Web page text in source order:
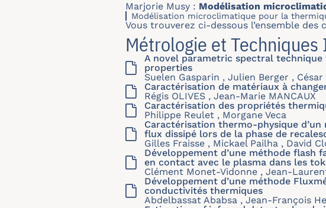
Marjorie Musy : Modélisation
Modélisation microclimatique pour la
Vous trouverez ci-dessous l’ensemble
Métrologie et Techniques
A novel parametric spectral
properties
Suelen Gasparin , Julien Berger ,
Caractérisation de matériaux à
Régis OLIVES , Jean-Marie MANCAUX
Caractérisation des propriétés
Philippe Reulet , Morgane Veca
Caractérisation thermo-physique
flux dissipé lors de la phase de
Gilles Fraisse , Mickael Pailha , David
Développement d’une méthode flash
en contact avec le plasma dans les
Clément Monet-Vidonne , Jean-
Développement d’une méthode
conductivités thermiques
Abdelbassat Ababsa , Jean-François